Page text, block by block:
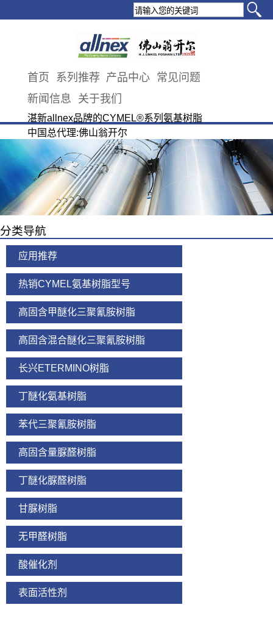
首页 系列推荐 产品中心 常见问题
新闻信息
关于我们
湛新allnex品牌的CYMEL®系列氨基树脂
中国总代理:佛山翁开尔
分类导航
应用推荐
热销CYMEL氨基树脂型号
高固含甲醚化三聚氰胺树脂
高固含混合醚化三聚氰胺树脂
长兴ETERMINO树脂
丁醚化氨基树脂
苯代三聚氰胺树脂
高固含量脲醛树脂
丁醚化脲醛树脂
甘脲树脂
无甲醛树脂
酸催化剂
表面活性剂